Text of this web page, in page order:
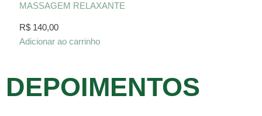
MASSAGEM RELAXANTE
R$140,00
Adicionar ao carrinho
DEPOIMENTOS